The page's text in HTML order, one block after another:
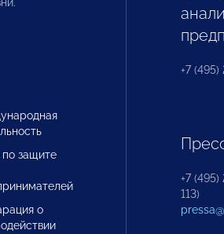
защите
о
+7 (495)
+7 (495)
113)